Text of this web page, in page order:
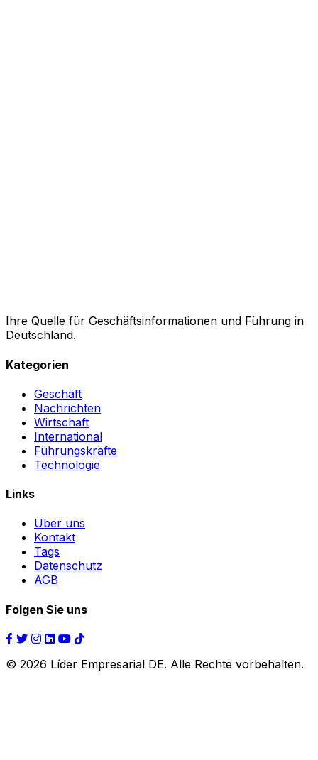
Ihre Quelle für Geschäftsinformationen und Führung in
Deutschland.
Kategorien
Geschäft
Nachrichten
Wirtschaft
International
Führungskräfte
Technologie
Links
Über uns
Kontakt
Tags
Datenschutz
AGB
Folgen Sie uns
© 2026 Líder Empresarial DE. Alle Rechte vorbehalten.